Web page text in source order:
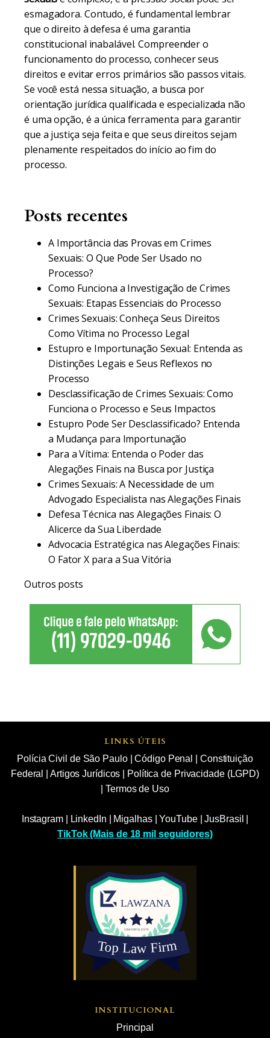
esmagadora. Contudo, é fundamental lembrar
que o direito à defesa é uma garantia
constitucional inabalável. Compreender o
funcionamento do processo, conhecer seus
direitos e evitar erros primários são passos vitais.
Se você está nessa situação, a busca por
orientação jurídica qualificada e especializada não
é uma opção, é a única ferramenta para garantir
que a justiça seja feita e que seus direitos sejam
plenamente respeitados do início ao fim do
processo.
Posts recentes
A Importância das Provas em Crimes
Sexuais: O Que Pode Ser Usado no
Processo?
Como Funciona a Investigação de Crimes
Sexuais: Etapas Essenciais do Processo
Crimes Sexuais: Conheça Seus Direitos
Como Vítima no Processo Legal
Estupro e Importunação Sexual: Entenda as
Distinções Legais e Seus Reflexos no
Processo
Desclassificação de Crimes Sexuais: Como
Funciona o Processo e Seus Impactos
Estupro Pode Ser Desclassificado? Entenda
a Mudança para Importunação
Para a Vítima: Entenda o Poder das
Alegações Finais na Busca por Justiça
Crimes Sexuais: A Necessidade de um
Advogado Especialista nas Alegações Finais
Defesa Técnica nas Alegações Finais: O
Alicerce da Sua Liberdade
Advocacia Estratégica nas Alegações Finais:
O Fator X para a Sua Vitória
Outros posts
LINKS ÚTEIS
Polícia Civil de São Paulo|Código Penal
Constituição
Federal
Artigos Jurídicos
Política de Privacidade (LGPD)
|Termos de Uso
Instagram| LinkedIn Migalhas|YouTube|JusBrasil
TikTok (Mais de 18 mil seguidores)
INSTITUCIONAL
Principal